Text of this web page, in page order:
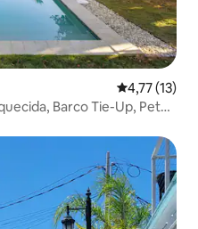
4,77 de uma
4,77 (13)
Barco Tie-Up, Pet
hóspedes